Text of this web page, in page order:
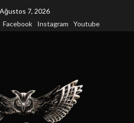
Ağustos 7, 2026
Facebook Instagram Youtube